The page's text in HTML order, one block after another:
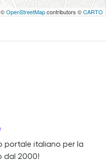
©OpenStreetMapcontributors ©CARTO
portale italiano per la
dal 2000!